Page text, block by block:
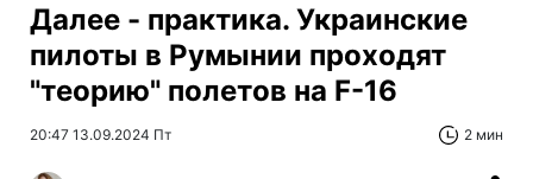
Далее - практика. Украинские
пилоты в Румынии проходят
"теорию" полетов на F-16
20:47 13.09.2024 Пт 2 мин